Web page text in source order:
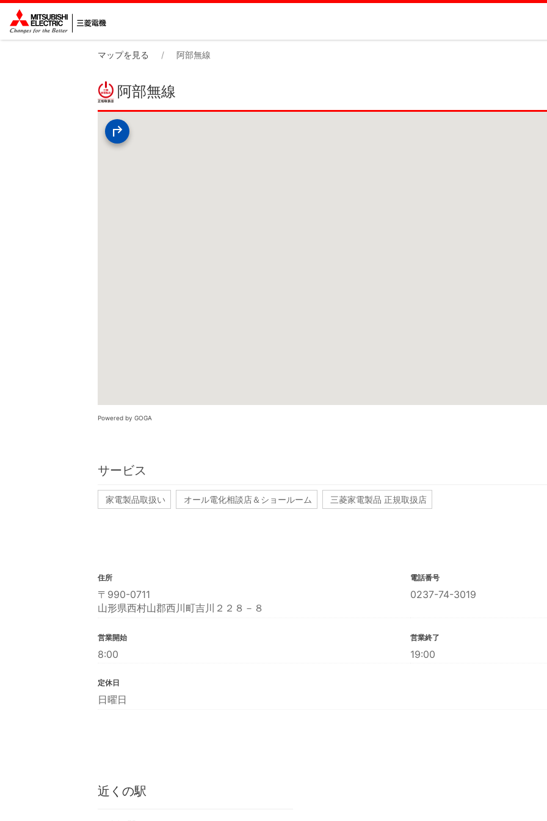
マップを見る 阿部無線
阿部無線
Powered by GOGA
サービス
家電製品取扱い オール電化相談店＆ショールーム 三菱家電製品 正規取扱店
住所
〒990-0711
山形県西村山郡西川町吉川２２８－８
電話番号
0237-74-3019
営業開始
8:00
営業終了
19:00
定休日
日曜日
近くの駅